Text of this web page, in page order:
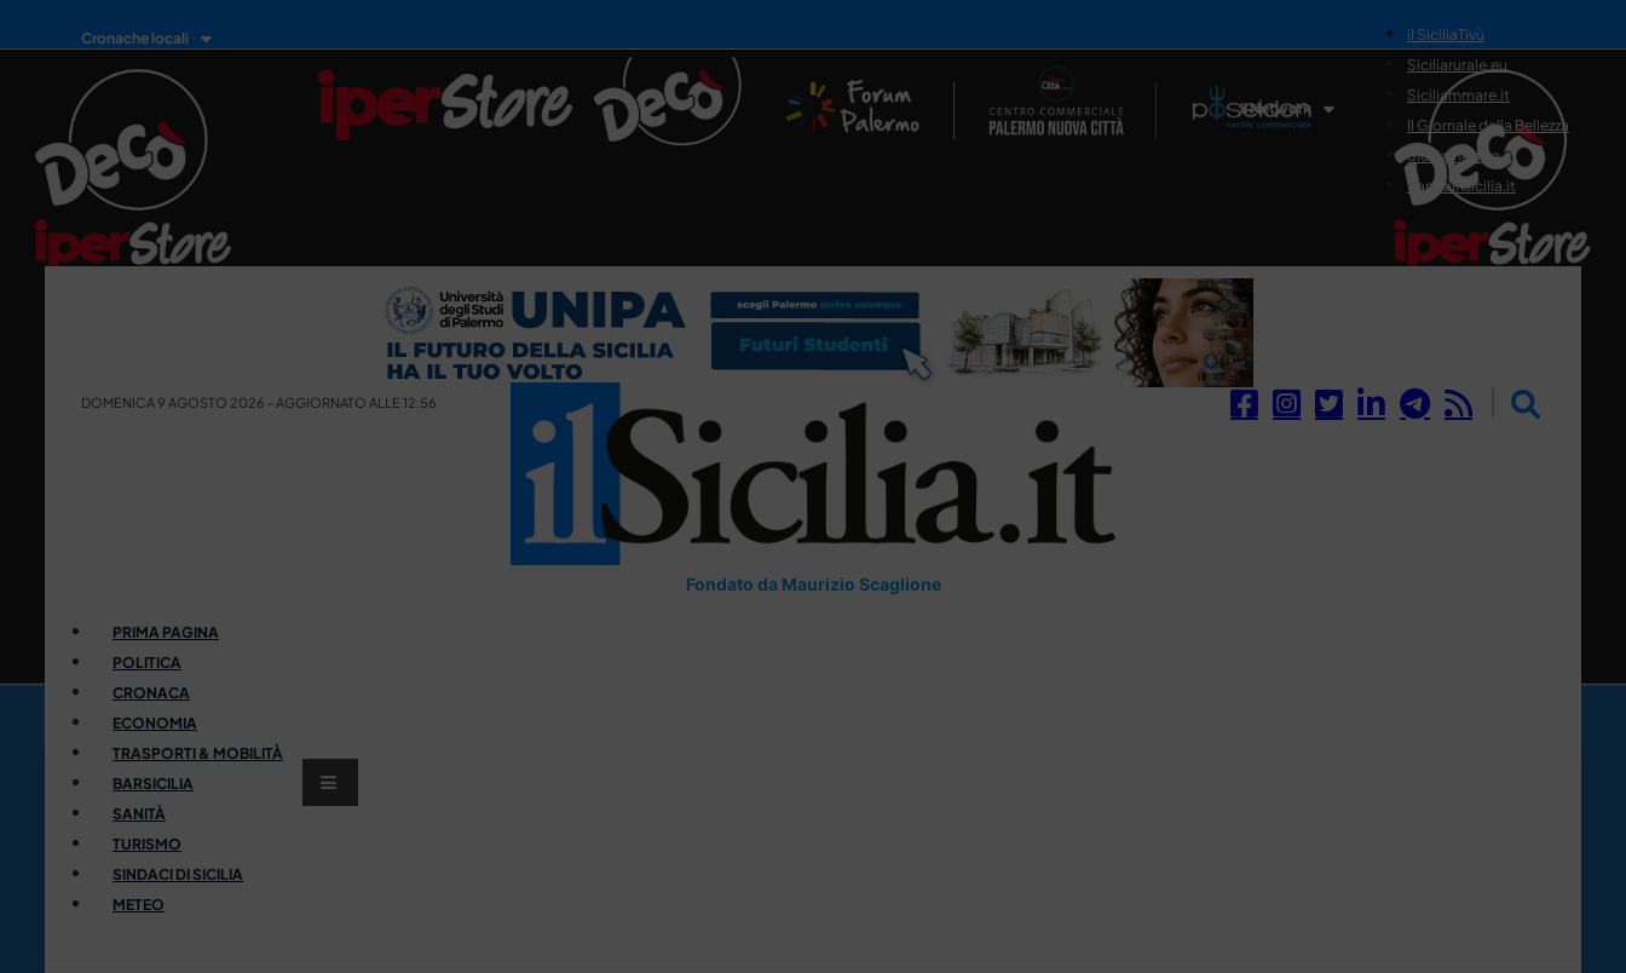
Cronache locali
Il Network
il SiciliaTivù
Siciliarurale.eu
Siciliammare.it
Il Giornale della Bellezza
Siciliamedica.it
Sanitainsicilia.it
DOMENICA 9 AGOSTO 2026 - AGGIORNATO ALLE 12:56
Fondato da Maurizio Scaglione
PRIMA PAGINA
POLITICA
CRONACA
ECONOMIA
TRASPORTI & MOBILITÀ
BARSICILIA
SANITÀ
TURISMO
SINDACI DI SICILIA
METEO